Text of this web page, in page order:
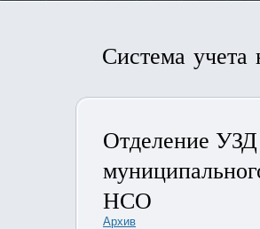
Система учета
Отделение
НСО
Архив